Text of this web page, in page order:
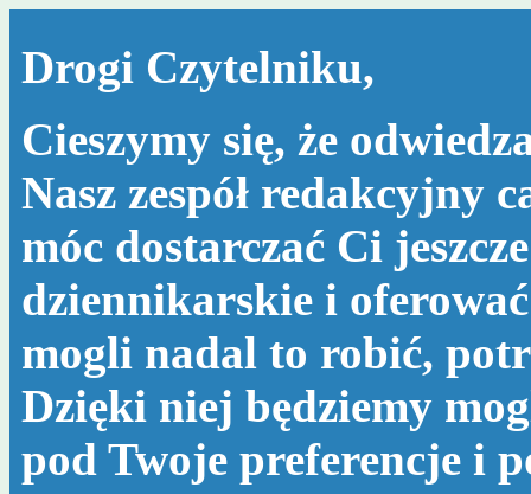
Drogi Czytelniku,
Cieszymy się, że
Nasz zespół redakcyjny
móc dostarczać Ci
dziennikarskie i oferować
mogli nadal to robić,
Dzięki niej będziemy
pod Twoje preferencje i